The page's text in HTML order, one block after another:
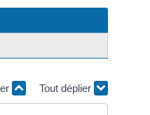
Tout déplier